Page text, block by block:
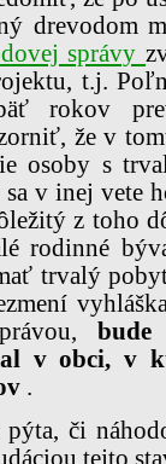
drevodom
správy
t.j.
rokov
že v
osoby s
sa v inej vete
z toho
rodinné
trvalý
bude
v obci, v
.
či
tejto